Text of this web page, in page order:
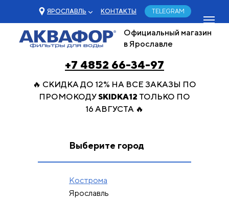
+7 4852 66-34-97
ЯРОСЛАВЛЬ
Официальный магазин
в Ярославле
🔥 СКИДКА ДО 12% НА ВСЕ ЗАКАЗЫ ПО
ПРОМОКОДУSKIDKA12 ТОЛЬКО ПО
16 АВГУСТА 🔥
КОНТАКТЫ TELEGRAM
Кострома
Ярославль
Выберите город